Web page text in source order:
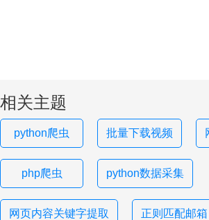
相关主题
python爬虫 批量下载视频
php爬虫 python数据采集
网页内容关键字提取 正则匹配邮箱